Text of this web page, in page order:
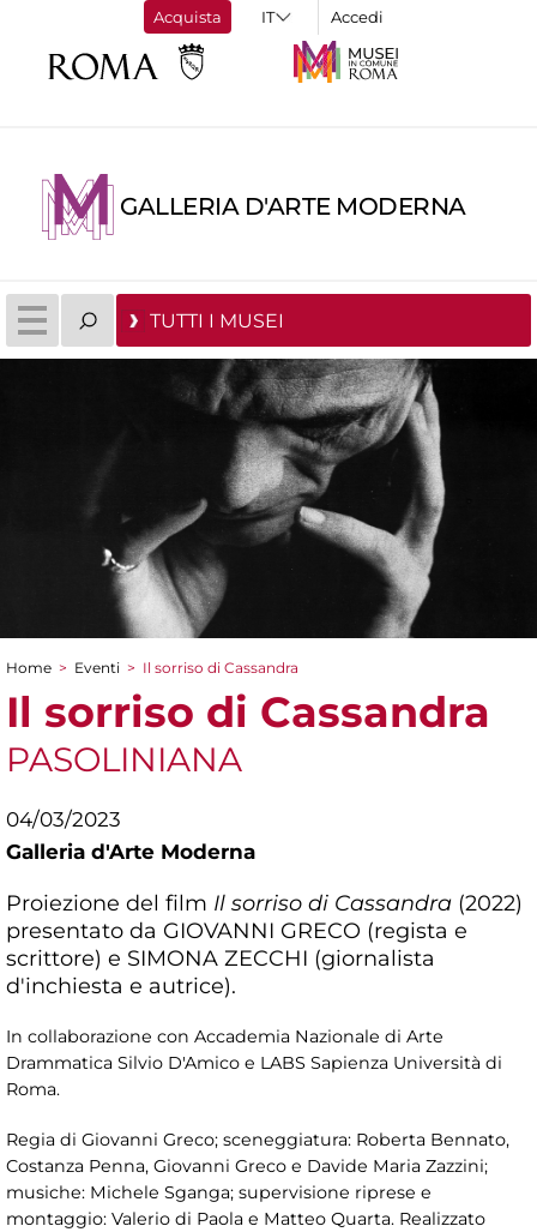
Acquista Accedi
GALLERIA D'ARTE MODERNA
TUTTI I MUSEI
Tu sei qui
Home > Eventi > Il sorriso di Cassandra
Il sorriso di Cassandra
PASOLINIANA
04/03/2023
Galleria d'Arte Moderna
Proiezione del film Il sorriso di Cassandra (2022)
presentato da GIOVANNI GRECO (regista e
scrittore) e SIMONA ZECCHI (giornalista
d'inchiesta e autrice).
In collaborazione con Accademia Nazionale di Arte
Drammatica Silvio D'Amico e LABS Sapienza Università di
Roma.
Regia di Giovanni Greco; sceneggiatura: Roberta Bennato,
Costanza Penna, Giovanni Greco e Davide Maria Zazzini;
musiche: Michele Sganga; supervisione riprese e
montaggio: Valerio di Paola e Matteo Quarta. Realizzato